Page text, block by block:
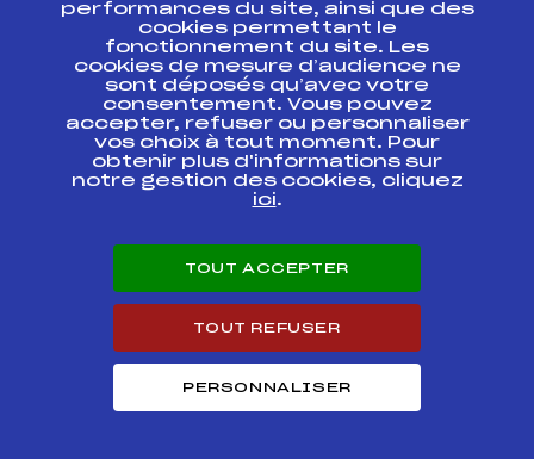
Pass’Neige
Projet sportif fédéral
Projet de performance fédéral
Antidopage
Pôle Développement, Formation, Suivi
Scientifique
Listes ministérielles
Pôle vie de l’athlète
Enseignement professionnel
Carrières
performances du site, ainsi que des
cookies permettant le
fonctionnement du site. Les
cookies de mesure d’audience ne
sont déposés qu’avec votre
consentement. Vous pouvez
accepter, refuser ou personnaliser
vos choix à tout moment. Pour
obtenir plus d'informations sur
notre gestion des cookies, cliquez
ici.
TOUT ACCEPTER
TOUT REFUSER
PERSONNALISER